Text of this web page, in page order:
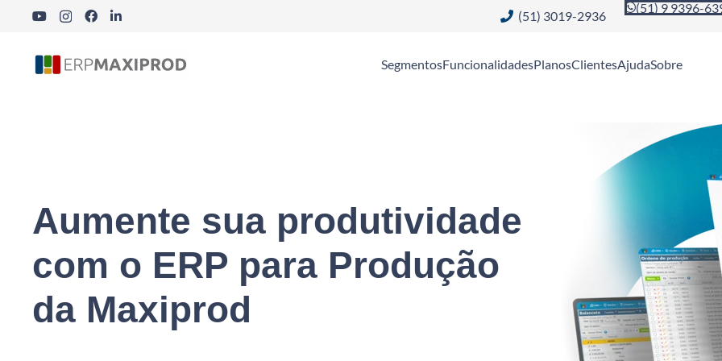
(51) 3019-2936
(51) 9 9396-
SegmentosFuncionalidadesPlanosClientesAjudaSobre
Aumente sua produtividade
com o ERP para Produção
da Maxiprod